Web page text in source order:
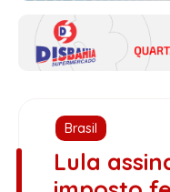
Brasil
Lula